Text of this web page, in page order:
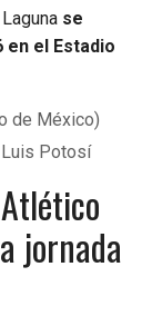
se
en el Estadio
de México)
Potosí
jornada